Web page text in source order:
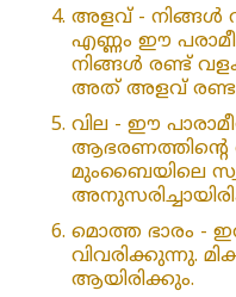
അളവ് - നിങ്ങൾ
എണ്ണം ഈ
നിങ്ങൾ രണ്ട്
അത് അളവ്
വില - ഈ
ആഭരണത്തിന്റെ
മുംബൈയിലെ
മൊത്ത ഭാരം -
വിവരിക്കുന്നു.
ആയിരിക്കും.